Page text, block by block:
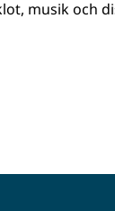
musik och